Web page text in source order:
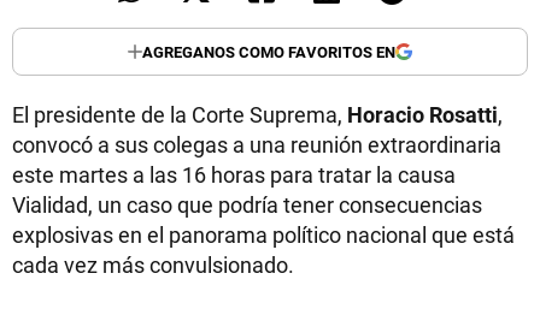
AGREGANOS COMO FAVORITOS EN
El presidente de la Corte Suprema, Horacio Rosatti,
convocó a sus colegas a una reunión extraordinaria
este martes a las 16 horas para tratar la causa
Vialidad, un caso que podría tener consecuencias
explosivas en el panorama político nacional que está
cada vez más convulsionado.